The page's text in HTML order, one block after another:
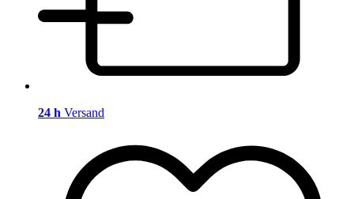
24 h Versand